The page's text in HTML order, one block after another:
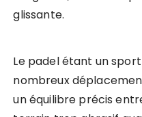
glissante.
Le padel étant un
nombreux
un équilibre précis